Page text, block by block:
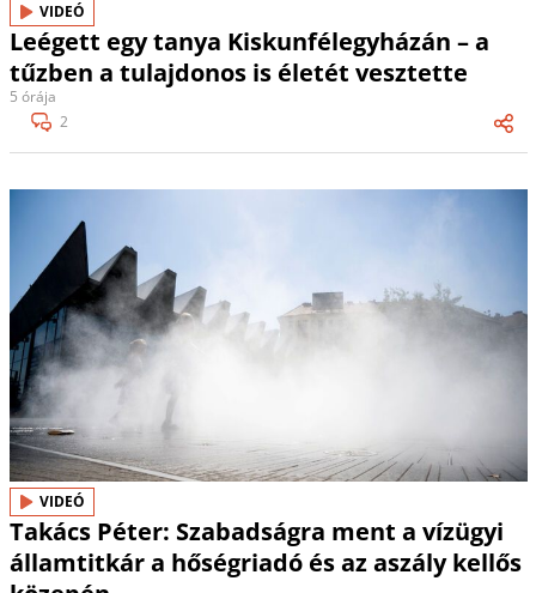
VIDEÓ
Leégett egy tanya Kiskunfélegyházán – a
tűzben a tulajdonos is életét vesztette
5 órája
2
VIDEÓ
Takács Péter: Szabadságra ment a vízügyi
államtitkár a hőségriadó és az aszály kellős